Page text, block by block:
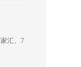
汇、7